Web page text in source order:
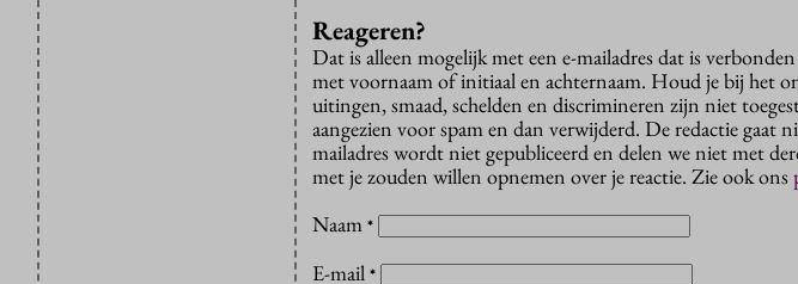
Reageren?
Dat is alleen mogelijk met een e-mailadres dat is
met voornaam of initiaal en achternaam. Houd je bij het
uitingen, smaad, schelden en discrimineren zijn niet
aangezien voor spam en dan verwijderd. De redactie gaat
mailadres wordt niet gepubliceerd en delen we niet met
met je zouden willen opnemen over je reactie. Zie ook ons
Naam *
E-mail *